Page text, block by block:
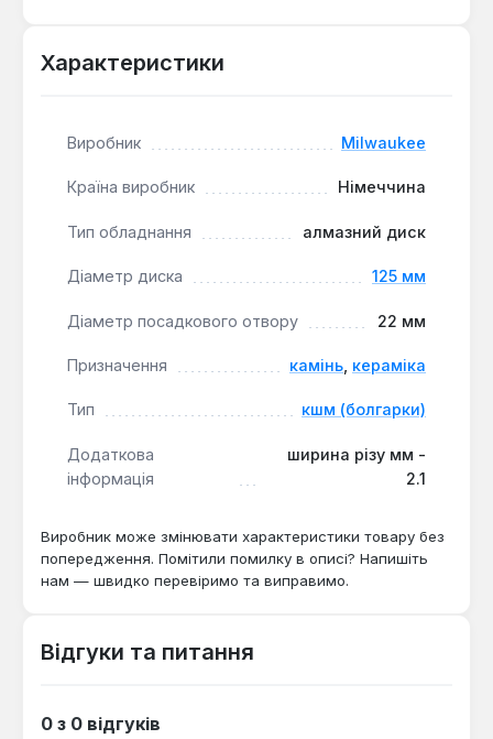
ремонтних, облицювальних та монтажних робіт.
Характеристики
Виробник Milwaukee
Країна виробник Німеччина
Тип обладнання алмазний диск
Діаметр диска 125 мм
Діаметр посадкового отвору 22 мм
Призначення камінь кераміка
Тип кшм (болгарки)
Додаткова
інформація
ширина різу мм -
2.1
Виробник може змінювати характеристики товару без
попередження. Помітили помилку в описі? Напишіть
нам — швидко перевіримо та виправимо.
Відгуки та питання
0 з 0 відгуків